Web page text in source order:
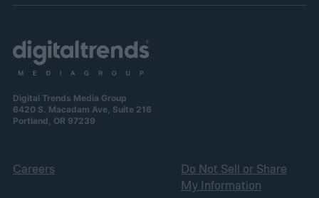
Digital Trends Media Group
6420 S. Macadam Ave, Suite 216
Portland, OR 97239
Careers
Do Not Sell or Share
My Information